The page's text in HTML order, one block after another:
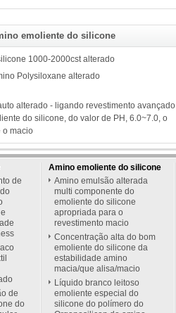
emoliente do silicone
1000-2000cst alterado
Polysiloxane alterado
alterado - ligando revestimento avançado
do silicone, do valor de PH, 6.0~7.0, o
o macio
de
de
do
Amino emoliente do silicone
Amino emulsão alterada
multi componente do
emoliente do silicone
apropriada para o
revestimento macio
Concentração alta do bom
emoliente do silicone da
estabilidade amino
macia/que alisa/macio
Líquido branco leitoso
emoliente especial do
silicone do polímero do